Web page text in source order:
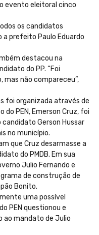
evento eleitoral cinco
os candidatos
a prefeito Paulo Eduardo
destacou na
do PP. “Foi
mas não compareceu”,
foi organizada através de
do PEN, Emerson Cruz, foi
Gerson Hussar
no município.
que Cruz desarmasse a
do PMDB. Em sua
Julio Fernando e
de construção de
Bonito.
uma possível
PEN questionou e
ao mandato de Julio